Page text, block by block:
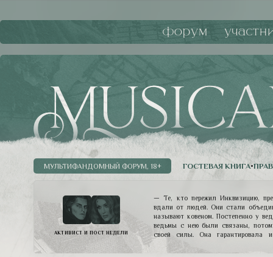
— Те, кто пережил Инквизицию,
вдали от людей. Они стали
называют ковеном. Постепенно у
ведьмы с нею были связаны,
своей силы. Она гарантировала
разумных пределах, конечно. И
власть. Ведьмы ее слушают. Они
АКТИВИСТ И ПОСТ НЕДЕЛИ
ГОСТЕВАЯ КНИГА•
МУЛЬТИФАНДОМНЫЙ ФОРУМ, 18+
форум